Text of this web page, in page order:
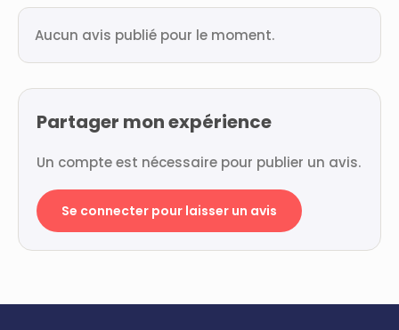
Aucun avis publié pour le moment.
Partager mon expérience
Un compte est nécessaire pour publier un avis.
Se connecter pour laisser un avis